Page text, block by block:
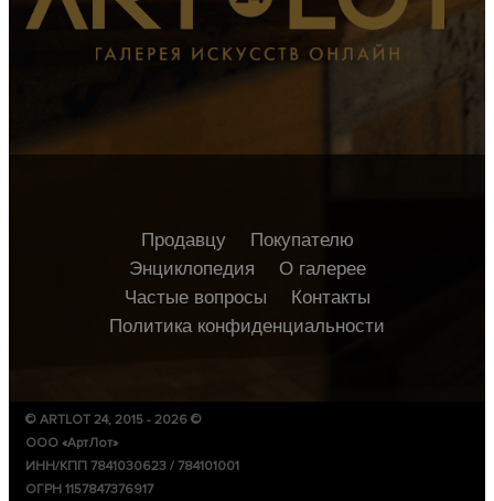
Продавцу
Покупателю
Энциклопедия
О галерее
Частые вопросы
Контакты
Политика конфиденциальности
© ARTLOT 24, 2015 - 2026 ©
ООО «АртЛот»
ИНН/КПП 7841030623 / 784101001
ОГРН 1157847376917